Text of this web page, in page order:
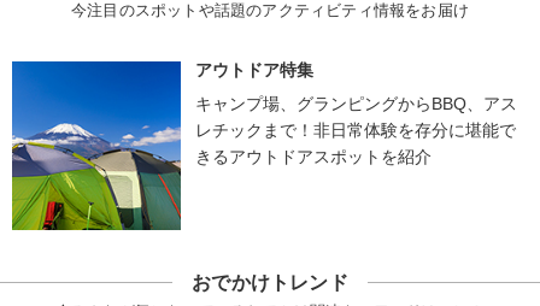
今注目のスポットや話題のアクティビティ情報をお届け
アウトドア特集
キャンプ場、グランピングからBBQ、アス
レチックまで！非日常体験を存分に堪能で
きるアウトドアスポットを紹介
おでかけトレンド